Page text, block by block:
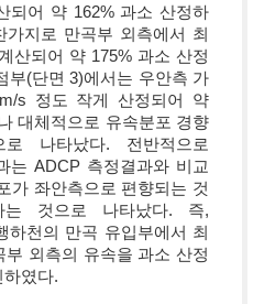
되어 약 162% 과소 산정하
가지로 만곡부 외측에서 최
산되어 약 175% 과소 산정
부(단면 3)에서는 우안측 가
s 정도 작게 산정되어 약
대체적으로 유속분포 경향
나타났다. 전반적으로
는 ADCP 측정결과와 비교
가 좌안측으로 편향되는 것
것으로 나타났다. 즉,
하천의 만곡 유입부에서 최
외측의 유속을 과소 산정
였다.